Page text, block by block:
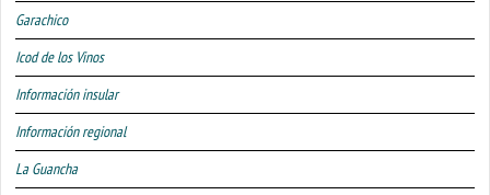
Garachico
Icod de los Vinos
Información insular
Información regional
La Guancha